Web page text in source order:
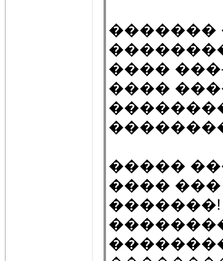
�������
����
����
�����
����